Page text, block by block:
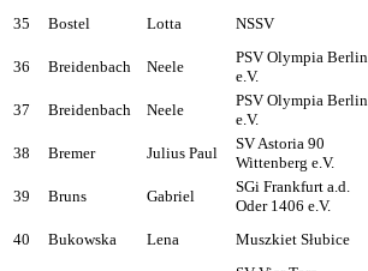
35 Bostel Lotta NSSV
36 Breidenbach Neele
PSV Olympia Berlin
e.V.
37 Breidenbach Neele
PSV Olympia Berlin
e.V.
38 Bremer Julius Paul
SV Astoria 90
Wittenberg e.V.
39 Bruns Gabriel
SGi Frankfurt a.d.
Oder 1406 e.V.
40 Bukowska Lena Muszkiet Słubice